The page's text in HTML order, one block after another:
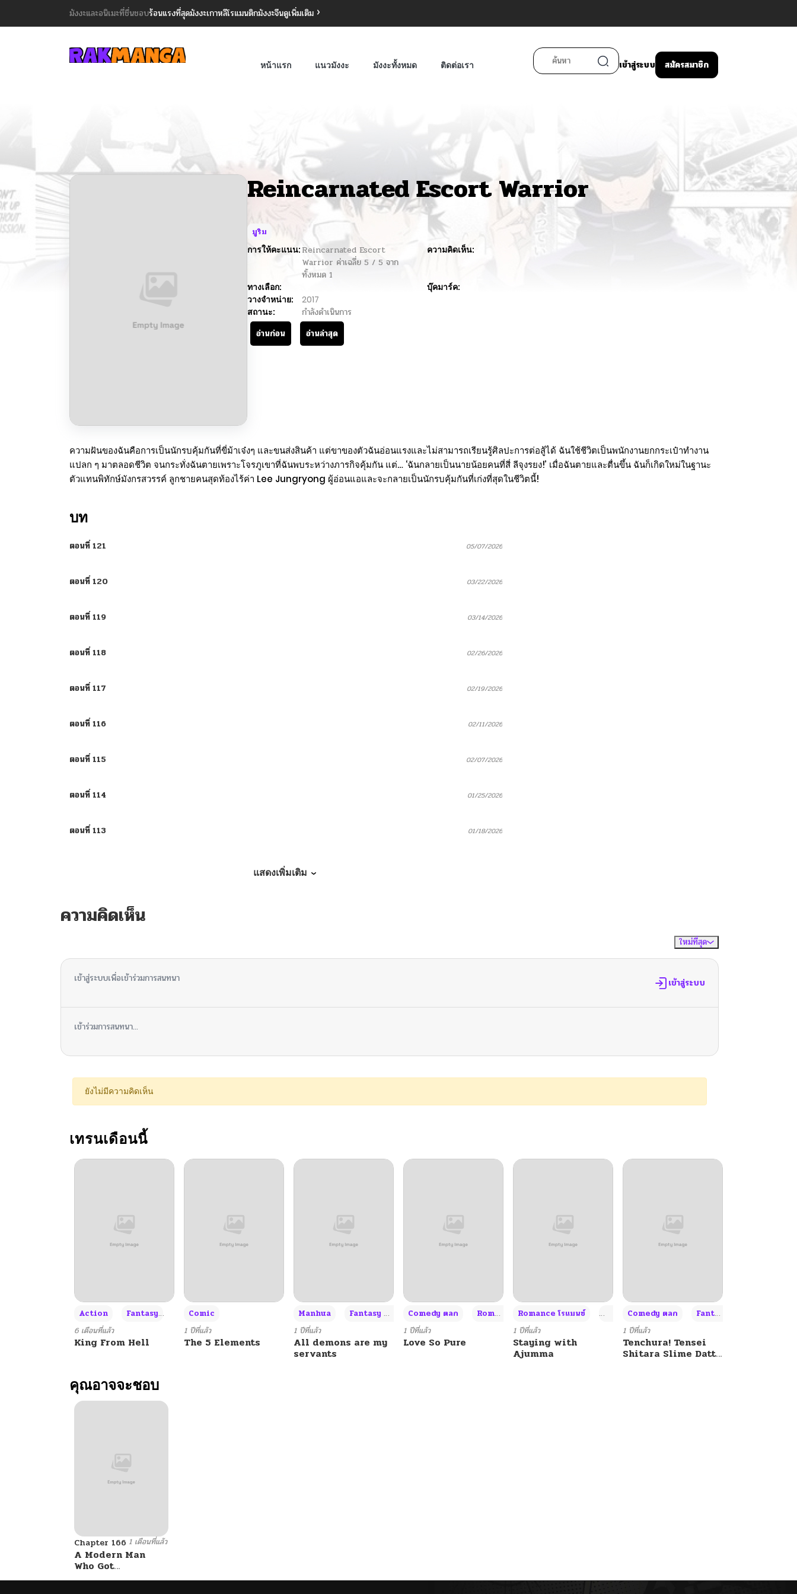
มังงะและอนิเมะที่ชื่นชอบร้อนแรงที่สุดมังงะเกาหลีโรแมนติกมังงะจีนดูเพิ่มเติม
หน้าแรก แนวมังงะ มังงะทั้งหมด ติดต่อเรา เข้าสู่ระบบ สมัครสมาชิก
Reincarnated Escort Warrior
มูริม
การให้คะแนน: Reincarnated Escort
Warrior ค่าเฉลี่ย 5 / 5 จาก
ทั้งหมด 1
ความคิดเห็น:
ทางเลือก:
บุ๊คมาร์ค:
วางจำหน่าย:
2017
สถานะ:
กำลังดำเนินการ
อ่านก่อน
อ่านล่าสุด
ความฝันของฉันคือการเป็นนักรบคุ้มกันที่ขี่ม้าเจ๋งๆ และขนส่งสินค้า แต่ขาของตัวฉันอ่อนแรงและไม่สามารถเรียนรู้ศิลปะการต่อสู้ได้ ฉันใช้ชีวิตเป็นพนักงานยกกระเป๋าทำงาน
แปลก ๆ มาตลอดชีวิต จนกระทั่งฉันตายเพราะโจรภูเขาที่ฉันพบระหว่างภารกิจคุ้มกัน แต่… ‘ฉันกลายเป็นนายน้อยคนที่สี่ ลีจุงรยง!’ เมื่อฉันตายและตื่นขึ้น ฉันก็เกิดใหม่ในฐานะ
ตัวแทนพิทักษ์มังกรสวรรค์ ลูกชายคนสุดท้องไร้ค่า Lee Jungryong ผู้อ่อนแอและจะกลายเป็นนักรบคุ้มกันที่เก่งที่สุดในชีวิตนี้!
บท
ตอนที่ 121 05/07/2026
ตอนที่ 120 03/22/2026
ตอนที่ 119 03/14/2026
ตอนที่ 118 02/26/2026
ตอนที่ 117 02/19/2026
ตอนที่ 116 02/11/2026
ตอนที่ 115 02/07/2026
ตอนที่ 114 01/25/2026
ตอนที่ 113 01/18/2026
ตอนที่ 109
ตอนที่ 108 12/14/2025
ตอนที่ 106 12/02/2025
ตอนที่ 100
ตอนที่ 99
ตอนที่ 97
ตอนที่ 93
ตอนที่ 92 07/18/2025
แสดงเพิ่มเติม
ความคิดเห็น
ใหม่ที่สุด
เข้าสู่ระบบเพื่อเข้าร่วมการสนทนา เข้าสู่ระบบ
เข้าร่วมการสนทนา...
ยังไม่มีความคิดเห็น
เทรนเดือนนี้
Action Fantasy
6 เดือนที่แล้ว
King From Hell
Comic
1 ปีที่แล้ว
The 5 Elements
Manhua Fantasy แฟนตาซี +3
1 ปีที่แล้ว
All demons are my
servants
Comedy ตลก Romance โรแมนซ์ +4
1 ปีที่แล้ว
Love So Pure
Romance โรแมนซ์ Adult ผู้ใหญ่ +4
1 ปีที่แล้ว
Staying with
Ajumma
Comedy ตลก Fantasy แฟนตาซี
1 ปีที่แล้ว
Tenchura! Tensei
Shitara Slime Datta
คุณอาจจะชอบ
Chapter 166 1 เดือนที่แล้ว
A Modern Man
Who Got
Transmigrated